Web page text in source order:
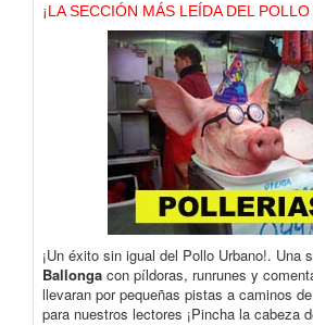
¡LA SECCIÓN MÁS LEÍDA DEL
¡Un éxito sin igual del Pollo Urbano!. Una
Ballonga con píldoras, runrunes y
llevaran por pequeñas pistas a caminos
para nuestros lectores ¡Pincha la cabeza